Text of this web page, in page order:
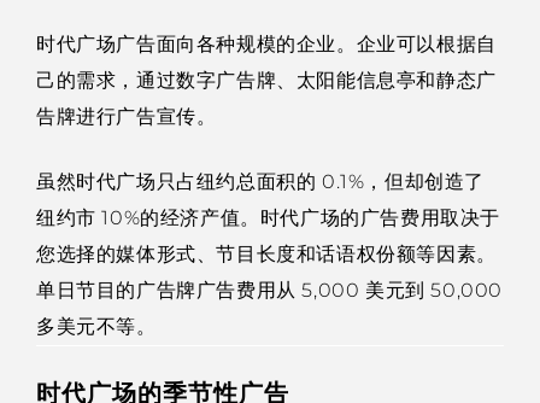
时代广场广告面向各种规模的企业。企业可以根据自
己的需求，通过数字广告牌、太阳能信息亭和静态广
告牌进行广告宣传。
虽然时代广场只占纽约总面积的 0.1%，但却创造了
纽约市 10%的经济产值。时代广场的广告费用取决于
您选择的媒体形式、节目长度和话语权份额等因素。
单日节目的广告牌广告费用从 5,000 美元到 50,000
多美元不等。
时代广场的季节性广告